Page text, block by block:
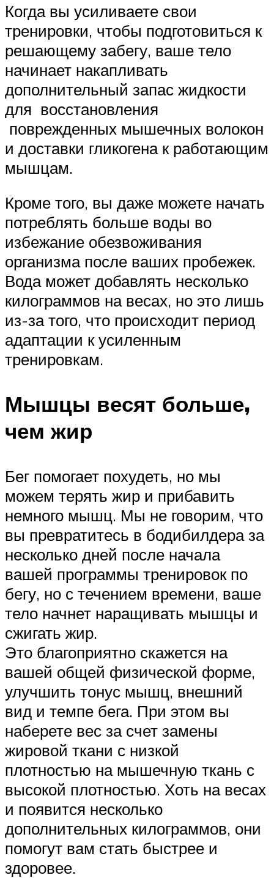
Когда вы усиливаете свои
тренировки, чтобы подготовиться к
решающему забегу, ваше тело
начинает накапливать
дополнительный запас жидкости
для восстановления
поврежденных мышечных волокон
и доставки гликогена к работающим
мышцам.
Кроме того, вы даже можете начать
потреблять больше воды во
избежание обезвоживания
организма после ваших пробежек.
Вода может добавлять несколько
килограммов на весах, но это лишь
из-за того, что происходит период
адаптации к усиленным
тренировкам.
Мышцы весят больше,
чем жир
Бег помогает похудеть, но мы
можем терять жир и прибавить
немного мышц. Мы не говорим, что
вы превратитесь в бодибилдера за
несколько дней после начала
вашей программы тренировок по
бегу, но с течением времени, ваше
тело начнет наращивать мышцы и
сжигать жир.
Это благоприятно скажется на
вашей общей физической форме,
улучшить тонус мышц, внешний
вид и темпе бега. При этом вы
наберете вес за счет замены
жировой ткани с низкой
плотностью на мышечную ткань с
высокой плотностью. Хоть на весах
и появится несколько
дополнительных килограммов, они
помогут вам стать быстрее и
здоровее.